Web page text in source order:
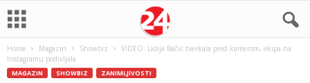
Home Magazin Showbiz
VIDEO: Lidija Bačić tverkala pred kamerom, ekipa na
Instagramu podivljala
MAGAZIN SHOWBIZ ZANIMLJIVOSTI